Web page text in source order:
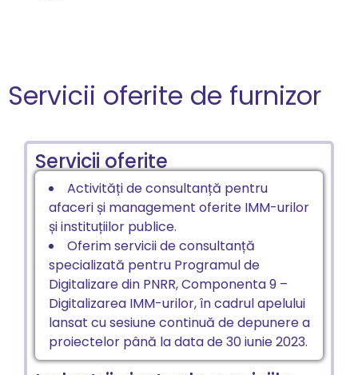
Servicii oferite de furnizor
Servicii oferite
Activități de consultanță pentru
afaceri și management oferite IMM-urilor
și instituțiilor publice.
Oferim servicii de consultanță
specializată pentru Programul de
Digitalizare din PNRR, Componenta 9 –
Digitalizarea IMM-urilor, în cadrul apelului
lansat cu sesiune continuă de depunere a
proiectelor până la data de 30 iunie 2023.